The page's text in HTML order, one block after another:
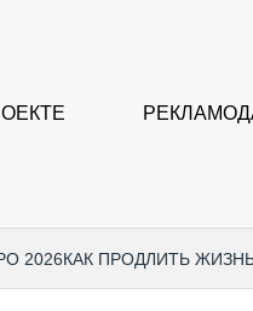
2026КАК ПРОДЛИТЬ